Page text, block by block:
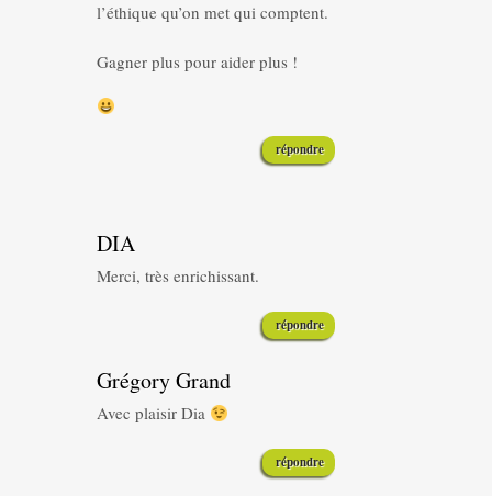
l’éthique qu’on met qui comptent.
Gagner plus pour aider plus !
répondre
DIA
Merci, très enrichissant.
répondre
Grégory Grand
Avec plaisir Dia
répondre